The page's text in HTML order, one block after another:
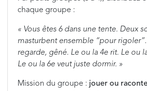
chaque groupe :
« Vous êtes 6 dans une tente. Deux
masturbent ensemble “pour
regarde, gêné. Le ou la 4e rit. Le ou
Le ou la 6e veut juste dormir. »
Mission du groupe : jouer ou